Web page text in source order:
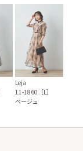
Leja
11-1860［L］
ベージュ